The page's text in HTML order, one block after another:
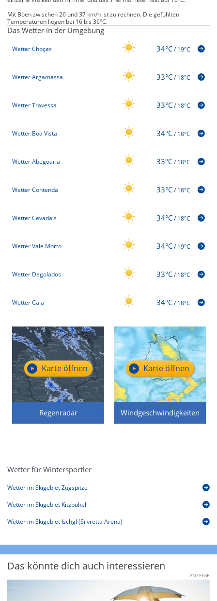
Mit Böen zwischen 26 und 37 km/h ist zu rechnen. Die gefühlten
Temperaturen liegen bei 16 bis 36°C.
Das Wetter in der Umgebung
Wetter Choças 34°C/19°C
Wetter Argamassa 33°C/18°C
Wetter Travessa 33°C/18°C
Wetter Boa Vista 34°C/18°C
Wetter Abegoaria 33°C/18°C
Wetter Contenda 33°C/18°C
Wetter Cevadais 34°C/18°C
Wetter Vale Morto 34°C/19°C
Wetter Degolados 33°C/18°C
Wetter Caia 34°C/18°C
Regenradar
Karte öffnen
Windgeschwindigkeiten
Karte öffnen
Wetter für Wintersportler
Wetter im Skigebiet Zugspitze
Wetter im Skigebiet Kitzbühel
Wetter im Skigebiet Ischgl (Silvretta Arena)
Das könnte dich auch interessieren
ANZEIGE